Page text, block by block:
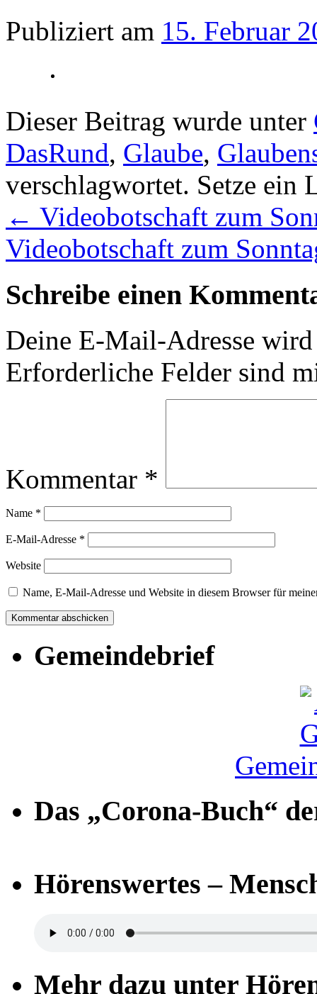
Publiziert am 15. Februar
Dieser Beitrag wurde unter
DasRund, Glaube,
verschlagwortet. Setze ein
← Videobotschaft zum
Videobotschaft zum
Schreibe einen
Deine E-Mail-Adresse
Erforderliche Felder sind
Kommentar *
Name *
E-Mail-Adresse *
Website
Name, E-Mail-Adresse und Website in diesem Browser für
Gemeindebrief
Das „Corona-Buch“
Hörenswertes –
Mehr dazu unter